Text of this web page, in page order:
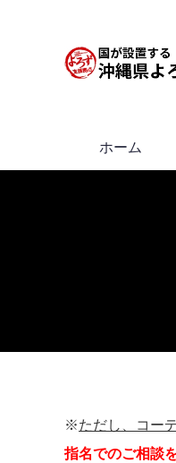
ホーム
※ただし、コー
指名でのご相談